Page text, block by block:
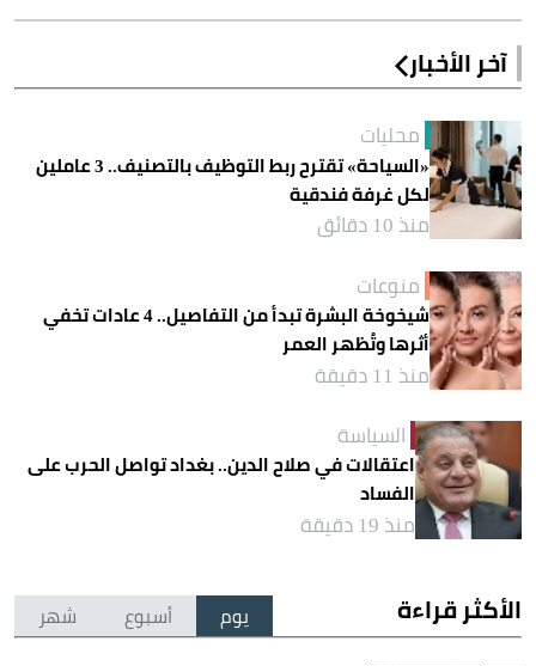
آخر الأخبار
محليات
«السياحة» تقترح ربط التوظيف بالتصنيف.. 3 عاملين
لكل غرفة فندقية
منذ 10 دقائق
منوعات
شيخوخة البشرة تبدأ من التفاصيل.. 4 عادات تخفي
أثرها وتُظهر العمر
منذ 11 دقيقة
السياسة
اعتقالات في صلاح الدين.. بغداد تواصل الحرب على
الفساد
منذ 19 دقيقة
الأكثر قراءة يوم أسبوع شهر